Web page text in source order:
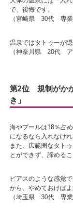
で、後悔です。
（宮崎県 30代 専業
温泉ではタトゥーが
（神奈川県 20代 ア
第2位 規制がか
き」
海やプールは18％占
になるなら入れなけ
また、広範囲なタト
とができず、諦める
ピアスのような感覚
から、やめておけば
（埼玉県 30代 専業